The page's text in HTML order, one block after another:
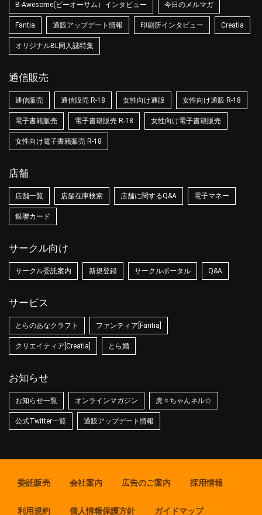
B-Awesome(ビーオーサム）インタビュー 今日のメルマガ
Fantia 通販アップデート情報 印刷所インタビュー Creatia
オリジナルBL同人誌特集
通信販売
通信販売 通信販売 R-18 女性向け通販 女性向け通販 R-18
電子書籍販売 電子書籍販売 R-18 女性向け電子書籍販売
女性向け電子書籍販売 R-18
店舗
店舗一覧 店舗在庫検索 店舗に関するQ&A 電子マネー
銀聯カード
サークル向け
サークル委託案内 新規登録 サークルポータル Q&A
サービス
とらのあなクラフト ファンティア[Fantia]
クリエイティア[Creatia] とら婚
お知らせ
お知らせ一覧 オンラインマガジン 虎々ちゃんネル☆
公式Twitter一覧 通販アップデート情報
委託販売 会社案内 広告のご案内 採用情報
利用規約 個人情報保護方針 ガイドマップ